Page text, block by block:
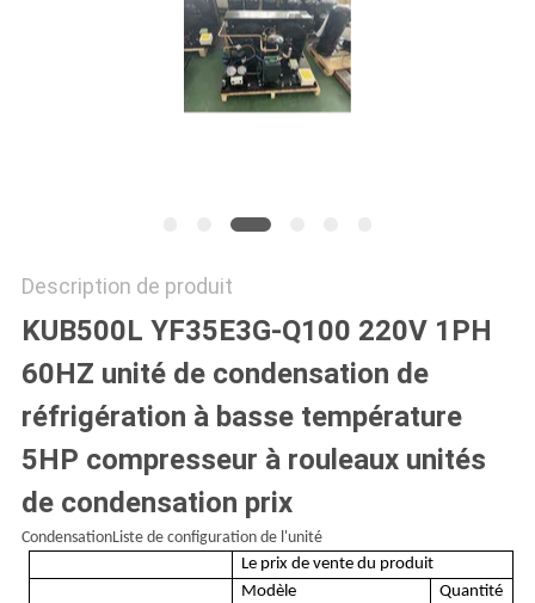
Description de produit
KUB500L YF35E3G-Q100 220V 1PH
60HZ unité de condensation de
réfrigération à basse température
5HP compresseur à rouleaux unités
de condensation prix
CondensationListe de configuration de l'unité
Le prix de vente du produit
Modèle
Quantité